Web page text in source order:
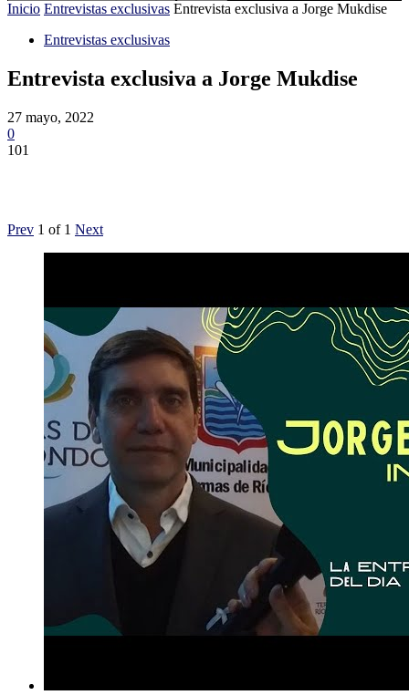
Inicio Entrevistas exclusivas Entrevista exclusiva a Jorge Mukdise
Entrevistas exclusivas
Entrevista exclusiva a Jorge Mukdise
27 mayo, 2022
0
101
Prev 1 of 1 Next